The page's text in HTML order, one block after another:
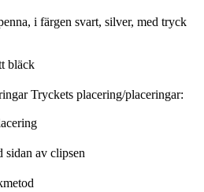
bläck
Tryckets placering/placeringar:
sidan av clipsen